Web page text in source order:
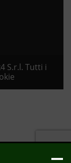
S.r.l. Tutti i